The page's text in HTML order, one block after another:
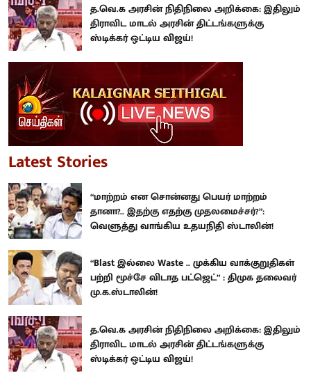
த.வெ.க அரசின் நிதிநிலை அறிக்கை: இதிலும்
திராவிட மாடல் அரசின் திட்டங்களுக்கு
ஸ்டிக்கர் ஒட்டிய விஜய்!
Latest Stories
“மாற்றம் என சொன்னது பெயர் மாற்றம்
தானா?.. இதற்கு எதற்கு முதலமைச்சர்?”:
வெளுத்து வாங்கிய உதயநிதி ஸ்டாலின்!
“Blast இல்லை Waste .. முக்கிய வாக்குறுதிகள்
பற்றி மூச்சே விடாத பட்ஜெட்” : திமுக தலைவர்
மு.க.ஸ்டாலின்!
த.வெ.க அரசின் நிதிநிலை அறிக்கை: இதிலும்
திராவிட மாடல் அரசின் திட்டங்களுக்கு
ஸ்டிக்கர் ஒட்டிய விஜய்!